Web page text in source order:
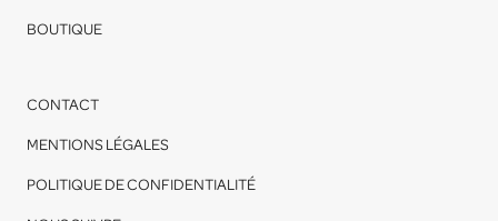
BOUTIQUE
CONTACT
MENTIONS LÉGALES
POLITIQUE DE CONFIDENTIALITÉ